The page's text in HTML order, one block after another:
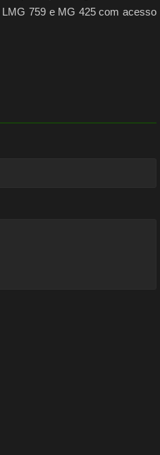
759 e MG 425 com acesso